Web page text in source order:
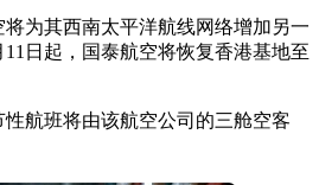
其西南太平洋航线网络增加另一
11日起，国泰航空将恢复香港基地至
航班将由该航空公司的三舱空客